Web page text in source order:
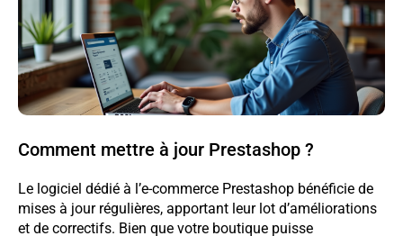
Comment mettre à jour Prestashop ?
Le logiciel dédié à l’e-commerce Prestashop bénéficie de
mises à jour régulières, apportant leur lot d’améliorations
et de correctifs. Bien que votre boutique puisse